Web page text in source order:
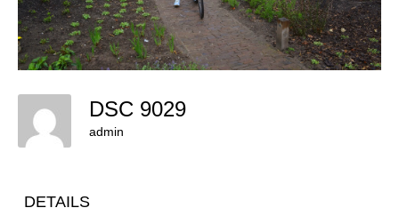
DSC 9029
admin
DETAILS